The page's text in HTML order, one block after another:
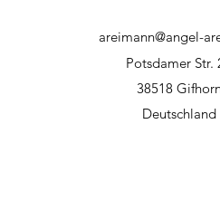
areimann@angel-
Potsdamer Str.
38518
Deutschland